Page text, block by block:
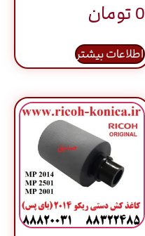
0تومان
اطلاعات بیشتر